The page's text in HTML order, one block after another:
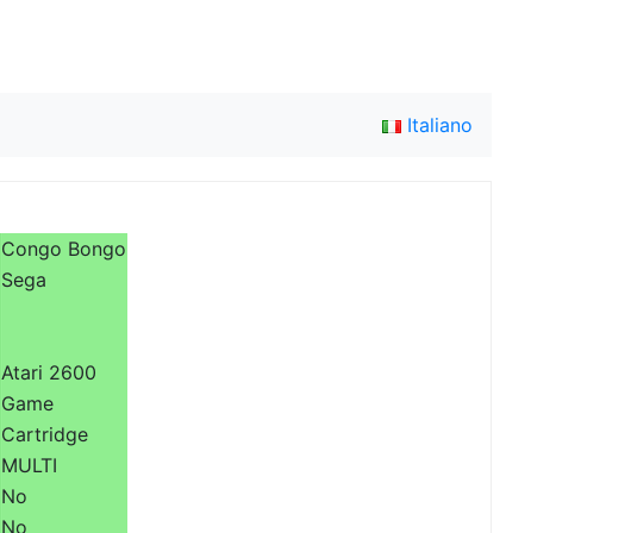
Italiano
Congo Bongo
Sega
Atari 2600
Game
Cartridge
MULTI
No
No